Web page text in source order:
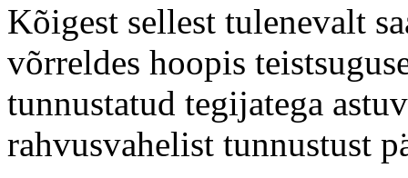
Kõigest sellest tulenevalt
võrreldes hoopis
tunnustatud tegijatega
rahvusvahelist tunnustust